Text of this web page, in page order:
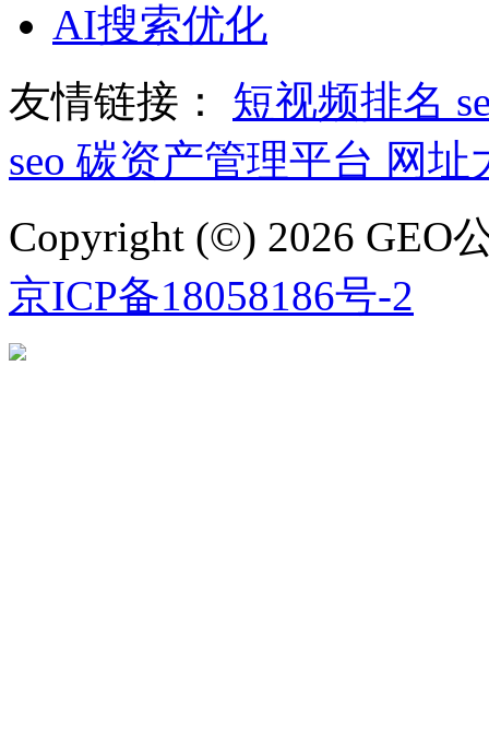
AI搜索优化
友情链接： 短视频排名
seo 碳资产管理平台 网
Copyright (©) 2026 GEO
京ICP备18058186号-2